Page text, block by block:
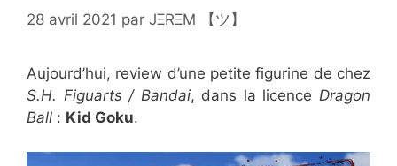
28 avril 2021 par JΞRΞM 【ツ】
Aujourd’hui, review d’une petite figurine de chez
S.H. Figuarts / Bandai, dans la licenceDragon
Ball : Kid Goku.